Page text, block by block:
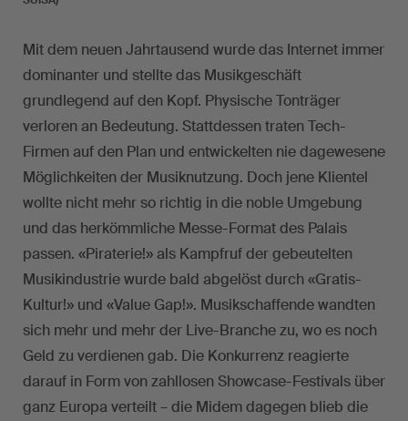
Mit dem neuen Jahrtausend wurde das Internet immer
dominanter und stellte das Musikgeschäft
grundlegend auf den Kopf. Physische Tonträger
verloren an Bedeutung. Stattdessen traten Tech-
Firmen auf den Plan und entwickelten nie dagewesene
Möglichkeiten der Musiknutzung. Doch jene Klientel
wollte nicht mehr so richtig in die noble Umgebung
und das herkömmliche Messe-Format des Palais
passen. «Piraterie!» als Kampfruf der gebeutelten
Musikindustrie wurde bald abgelöst durch «Gratis-
Kultur!» und «Value Gap!». Musikschaffende wandten
sich mehr und mehr der Live-Branche zu, wo es noch
Geld zu verdienen gab. Die Konkurrenz reagierte
darauf in Form von zahllosen Showcase-Festivals über
ganz Europa verteilt – die Midem dagegen blieb die